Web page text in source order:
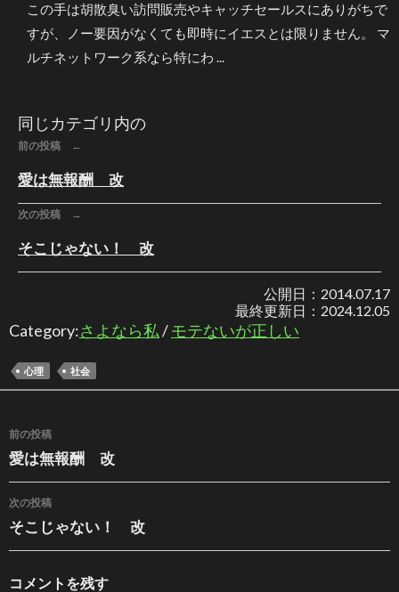
この手は胡散臭い訪問販売やキャッチセールスにありがちで
すが、ノー要因がなくても即時にイエスとは限りません。 マ
ルチネットワーク系なら特にわ ...
同じカテゴリ内の
前の投稿 ←
愛は無報酬 改
次の投稿 →
そこじゃない！ 改
公開日： 2014.07.17
最終更新日： 2024.12.05
Category:さよなら私/モテないが正しい
心理 社会
投稿ナビゲーション
前の投稿
愛は無報酬 改
次の投稿
そこじゃない！ 改
コメントを残す